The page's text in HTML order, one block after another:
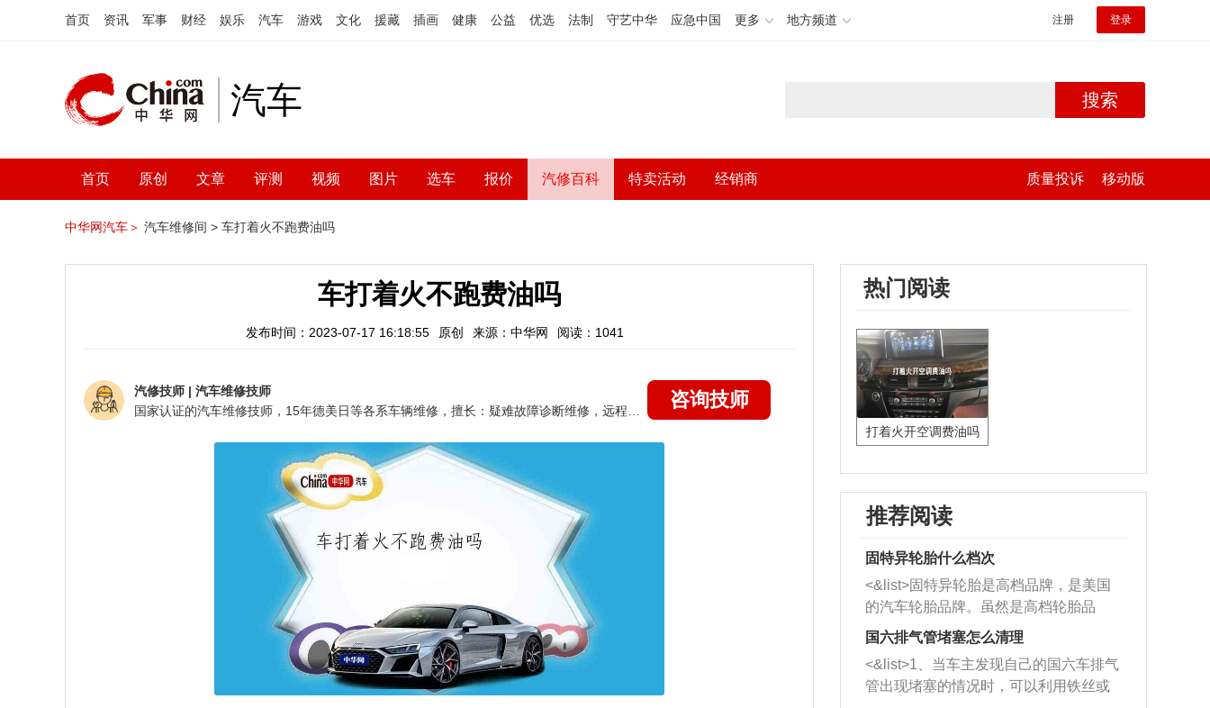
首页 资讯 军事 财经 娱乐 汽车 游戏 文化 援藏 插画 健康 公益 优选 法制 守艺中华 应急中国 更多 地方频道 注册 登录
汽车 搜索
首页 原创 文章 评测 视频 图片 选车 报价 汽修百科 特卖活动 经销商 质量投诉 移动版
中华网汽车＞ 汽车维修间 > 车打着火不跑费油吗
车打着火不跑费油吗
发布时间：2023-07-17 16:18:55 原创 来源：中华网 阅读：1041
汽修技师 | 汽车维修技师
咨询技师
热门阅读
打着火开空调费油吗
推荐阅读
固特异轮胎什么档次
<&list>固特异轮胎是高档品牌，是美国
的汽车轮胎品牌。虽然是高档轮胎品
牌，但是中高低端的轮胎都有生产，这
也是为了更好的开拓市场。
国六排气管堵塞怎么清理
<&list>1、当车主发现自己的国六车排气
管出现堵塞的情况时，可以利用铁丝或